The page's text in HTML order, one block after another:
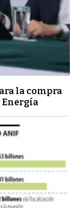
la compra
Energía